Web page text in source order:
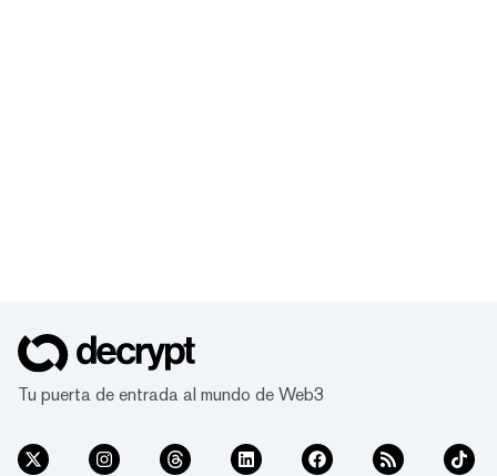
Tu puerta de entrada al mundo de Web3